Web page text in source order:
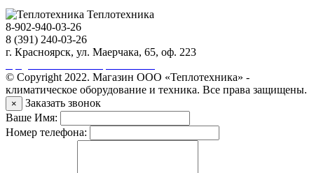
Теплотехника
8-902-940-03-26
8 (391) 240-03-26
г. Красноярск, ул. Маерчака, 65, оф. 223
© Copyright 2022. Магазин ООО «Теплотехника» -
климатическое оборудование и техника. Все права защищены.
×
Заказать звонок
Ваше Имя:
Номер телефона: